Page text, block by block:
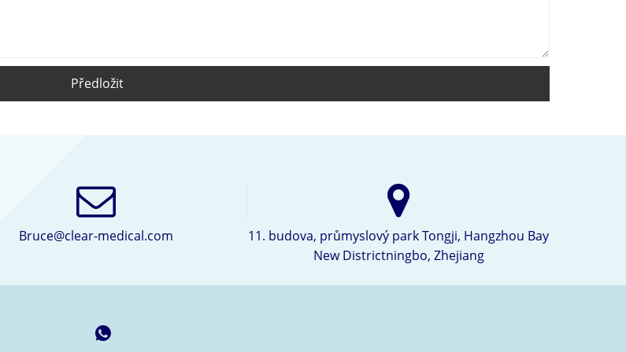
Předložit
Bruce@clear-medical.com
11. budova, průmyslový park Tongji, Hangzhou Bay
New Districtningbo, Zhejiang